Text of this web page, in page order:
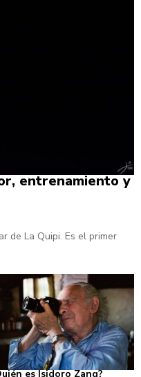
entrenamiento y
de La Quipi. Es el primer
es Isidoro Zang?